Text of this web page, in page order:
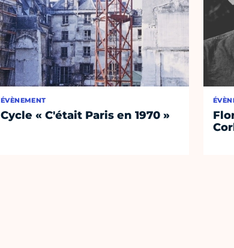
ÉVÈNEMENT
Cycle « C'était Paris en 1970 »